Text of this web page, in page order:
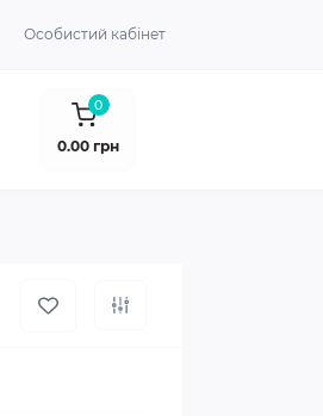
Особистий кабінет
0
0.00 грн